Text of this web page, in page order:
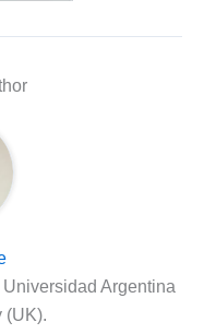
Argentina
(UK).